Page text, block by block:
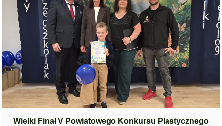
Wielki Finał V Powiatowego Konkursu Plastycznego